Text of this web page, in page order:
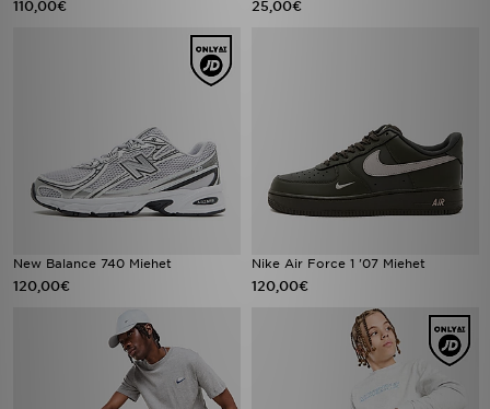
110,00€ 25,00€
New Balance 740 Miehet
120,00€
Nike Air Force 1 '07 Miehet
120,00€